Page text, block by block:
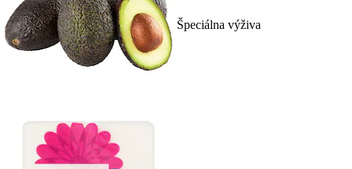
Špeciálna výživa